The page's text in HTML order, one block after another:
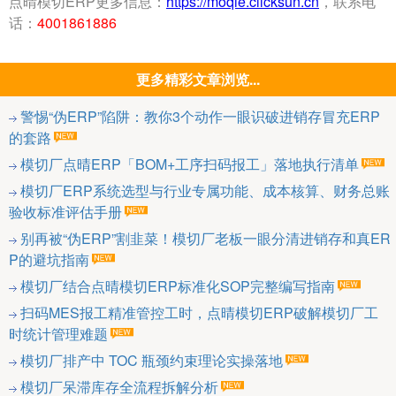
话： 4001861886
更多精彩文章浏览...
警惕“伪ERP”陷阱：教你3个动作一眼识破进销存冒充ERP
的套路
模切厂点晴ERP「BOM+工序扫码报工」落地执行清单
模切厂ERP系统选型与行业专属功能、成本核算、财务总账
验收标准评估手册
别再被“伪ERP”割韭菜！模切厂老板一眼分清进销存和真ER
P的避坑指南
模切厂结合点晴模切ERP标准化SOP完整编写指南
扫码MES报工精准管控工时，点晴模切ERP破解模切厂工
时统计管理难题
模切厂排产中 TOC 瓶颈约束理论实操落地
模切厂呆滞库存全流程拆解分析